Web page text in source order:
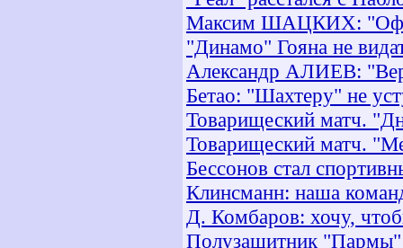
Максим ШАЦКИХ:
"Динамо" Гояна не
Александр АЛИЕВ:
Бетао: "Шахтеру" не
Товарищеский матч.
Товарищеский матч.
Бессонов стал
Клинсманн: наша
Д. Комбаров: хочу,
Полузащитник "Пармы"